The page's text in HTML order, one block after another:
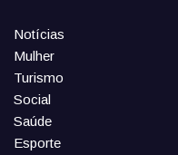
Notícias
Mulher
Turismo
Social
Saúde
Esporte